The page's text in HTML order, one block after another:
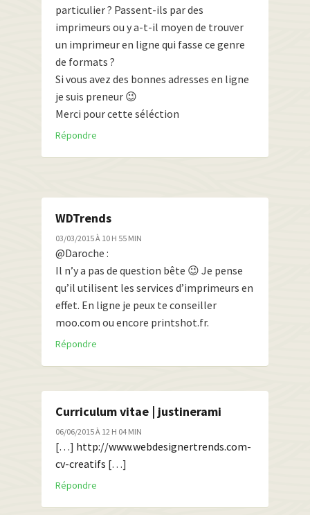
particulier ? Passent-ils par des
imprimeurs ou y a-t-il moyen de trouver
un imprimeur en ligne qui fasse ce genre
de formats ?
Si vous avez des bonnes adresses en ligne
je suis preneur 😉
Merci pour cette séléction
Répondre
WDTrends
03/03/2015 À 10 H 55 MIN
@Daroche :
Il n’y a pas de question bête 😉 Je pense
qu’il utilisent les services d’imprimeurs en
effet. En ligne je peux te conseiller
moo.com ou encore printshot.fr.
Répondre
Curriculum vitae | justinerami
06/06/2015 À 12 H 04 MIN
[…] http://www.webdesignertrends.com-
cv-creatifs […]
Répondre